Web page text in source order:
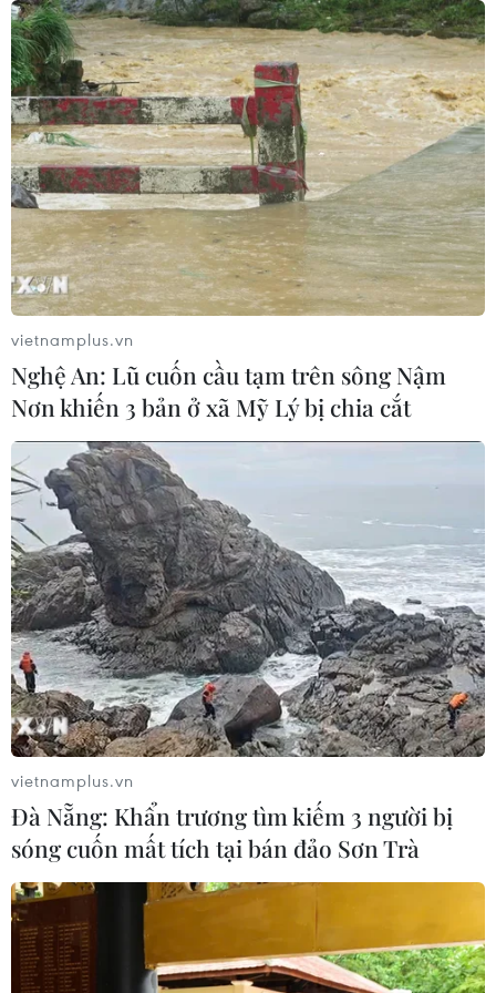
Bế mạc Hội thi lực lượng tham gia
bảo vệ an ninh, trật tự ở cơ sở giỏi
toàn quốc
07/08/2026 15:57
Khởi tố, truy nã 3 đối tượng hoạt
động nhằm lật đổ chính quyền nhân
dân
07/08/2026 13:51
Bảo mẫu tại cơ sở mầm non thừa
nhận hành vi bạo hành hai trẻ
07/08/2026 12:27
Phát hiện đối tượng tàng trữ trái
phép vũ khí quân dụng
07/08/2026 12:25
Tây Ninh cảnh báo giả mạo cơ quan
đăng ký kinh doanh để lừa đảo
doanh nghiệp
07/08/2026 08:38
Tiến "Bịp" hầu tòa trong vụ
án tổ chức sử dụng trái phép chất ma
túy
07/08/2026 04:40
vietnamplus.vn
Nghệ An: Lũ cuốn cầu tạm trên sông Nậm
Nơn khiến 3 bản ở xã Mỹ Lý bị chia cắt
vietnamplus.vn
Đà Nẵng: Khẩn trương tìm kiếm 3 người bị
sóng cuốn mất tích tại bán đảo Sơn Trà